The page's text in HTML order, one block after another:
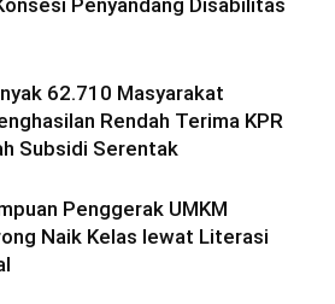
Penyandang Disabilitas
62.710 Masyarakat
Rendah Terima KPR
Subsidi Serentak
Penggerak UMKM
Naik Kelas lewat Literasi